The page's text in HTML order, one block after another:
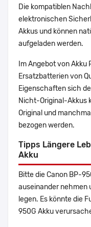
Die kompatiblen
elektronischen
Akkus und können
aufgeladen werden.
Im Angebot von
Ersatzbatterien von
Eigenschaften sich
Nicht-Original-Akkus
Original und
bezogen werden.
Tipps Längere
Akku
Bitte die Canon BP-
auseinander nehmen
legen. Es könnte die
950G Akku